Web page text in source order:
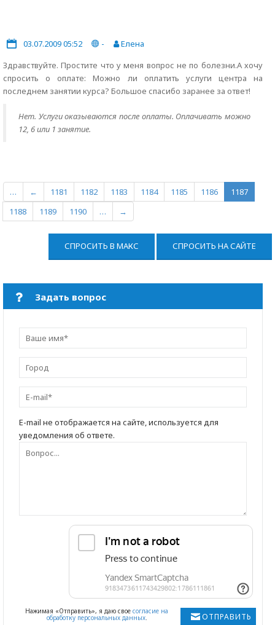
03.07.2009 05:52 -
Елена
Здравствуйте. Простите что у меня вопрос не по болезни.А хочу
спросить о оплате: Можно ли оплатить услуги центра на
последнем занятии курса? Большое спасибо заранее за ответ!
Нет. Услуги оказываются после оплаты. Оплачивать можно
12, 6 или 1 занятие.
… ← 1181 1182 1183 1184 1185 1186
1187
1188
1189 1190 … →
СПРОСИТЬ В МАКС СПРОСИТЬ НА САЙТЕ
Задать вопрос
E-mail не отображается на сайте, используется для
уведомления об ответе.
ОТПРАВИТЬ
Нажимая «Отправить», я даю свое согласие на
обработку персональных данных.